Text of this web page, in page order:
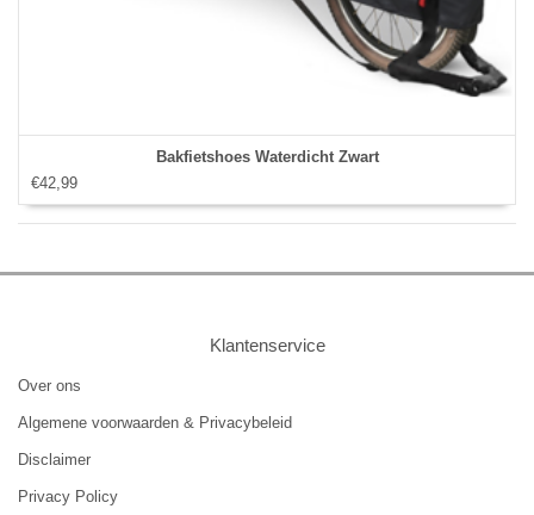
Bakfietshoes Waterdicht Zwart
€42,99
Klantenservice
Over ons
Algemene voorwaarden & Privacybeleid
Disclaimer
Privacy Policy